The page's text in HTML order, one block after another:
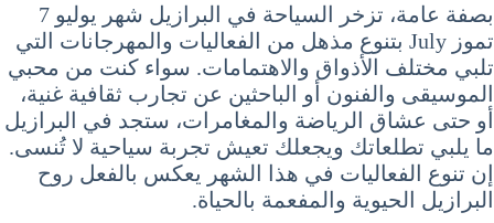
بصفة عامة، تزخر السياحة في البرازيل شهر يوليو 7
تموز July بتنوع مذهل من الفعاليات والمهرجانات التي
تلبي مختلف الأذواق والاهتمامات. سواء كنت من محبي
الموسيقى والفنون أو الباحثين عن تجارب ثقافية غنية،
أو حتى عشاق الرياضة والمغامرات، ستجد في البرازيل
ما يلبي تطلعاتك ويجعلك تعيش تجربة سياحية لا تُنسى.
إن تنوع الفعاليات في هذا الشهر يعكس بالفعل روح
البرازيل الحيوية والمفعمة بالحياة.